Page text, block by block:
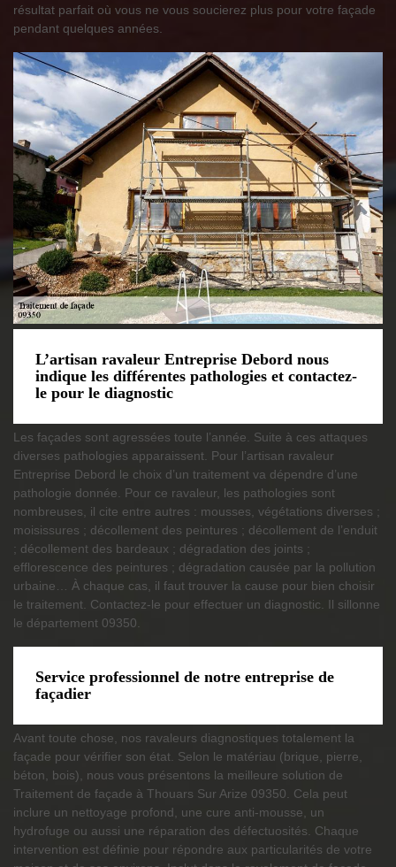
résultat parfait où vous ne vous soucierez plus pour votre façade
pendant quelques années.
L’artisan ravaleur Entreprise Debord nous
indique les différentes pathologies et contactez-
le pour le diagnostic
Les façades sont agressées toute l’année. Suite à ces attaques
diverses pathologies apparaissent. Pour l’artisan ravaleur
Entreprise Debord le choix d’un traitement va dépendre d’une
pathologie donnée. Pour ce ravaleur, les pathologies sont
nombreuses, il cite entre autres : mousses, végétations diverses ;
moisissures ; décollement des peintures ; décollement de l’enduit
; décollement des bardeaux ; dégradation des joints ;
efflorescence des peintures ; dégradation causée par la pollution
urbaine… À chaque cas, il faut trouver la cause pour bien choisir
le traitement. Contactez-le pour effectuer un diagnostic. Il sillonne
le département 09350.
Service professionnel de notre entreprise de
façadier
Avant toute chose, nos ravaleurs diagnostiques totalement la
façade pour vérifier son état. Selon le matériau (brique, pierre,
béton, bois), nous vous présentons la meilleure solution de
Traitement de façade à Thouars Sur Arize 09350. Cela peut
inclure un nettoyage profond, une cure anti-mousse, un
hydrofuge ou aussi une réparation des défectuosités. Chaque
intervention est définie pour répondre aux particularités de votre